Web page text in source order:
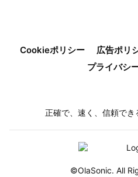
Cookieポリシー 広告ポリ
プライバシ
正確で、速く、信頼でき
©OlaSonic. All